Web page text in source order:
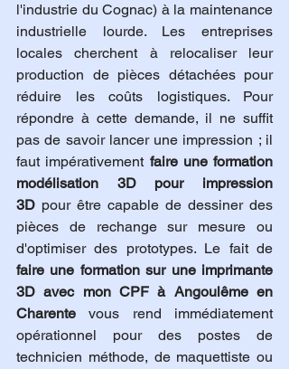
l'industrie du Cognac) à la maintenance
industrielle lourde. Les entreprises
locales cherchent à relocaliser leur
production de pièces détachées pour
réduire les coûts logistiques. Pour
répondre à cette demande, il ne suffit
pas de savoir lancer une impression ; il
faut impérativement faire une formation
modélisation 3D pour impression
3D pour être capable de dessiner des
pièces de rechange sur mesure ou
faire une formation sur une imprimante
3D avec mon CPF à Angoulême en
Charente vous rend immédiatement
opérationnel pour des postes de
technicien méthode, de maquettiste ou